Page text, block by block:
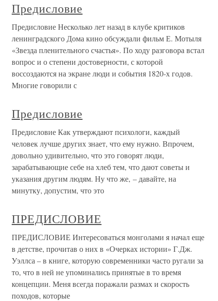
Предисловие
Предисловие Несколько лет назад в клубе критиков
ленинградского Дома кино обсуждали фильм Е. Мотыля
«Звезда пленительного счастья». По ходу разговора встал
вопрос и о степени достоверности, с которой
воссоздаются на экране люди и события 1820-х годов.
Многие говорили с
Предисловие
Предисловие Как утверждают психологи, каждый
человек лучше других знает, что ему нужно. Впрочем,
довольно удивительно, что это говорят люди,
зарабатывающие себе на хлеб тем, что дают советы и
указания другим людям. Ну что же, – давайте, на
минутку, допустим, что это
ПРЕДИСЛОВИЕ
ПРЕДИСЛОВИЕ Интересоваться монголами я начал еще
в детстве, прочитав о них в «Очерках истории» Г.Дж.
Уэллса – в книге, которую современники часто ругали за
то, что в ней не упоминались принятые в то время
концепции. Меня всегда поражали размах и скорость
походов, которые